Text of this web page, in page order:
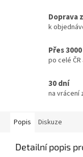
Doprava
k
Přes
po celé ČR
30 dní
na vrácení
Popis Diskuze
Detailní popis